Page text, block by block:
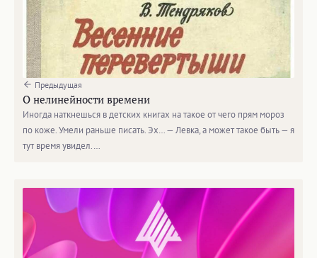
Предыдущая
О нелинейности времени
Иногда наткнешься в детских книгах на такое от чего прям мороз
по коже. Умели раньше писать. Эх… — Левка, а может такое быть — я
тут время увидел.…